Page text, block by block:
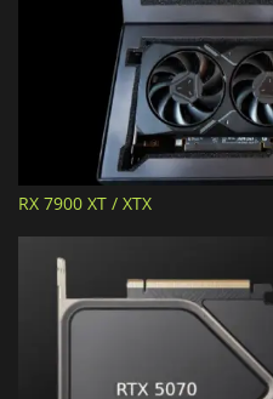
RX 7900 XT / XTX